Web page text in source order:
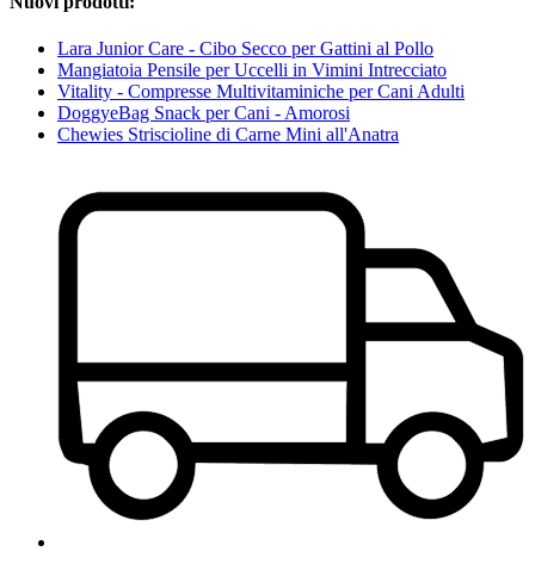
Lara Junior Care - Cibo Secco per Gattini al Pollo
Mangiatoia Pensile per Uccelli in Vimini Intrecciato
Vitality - Compresse Multivitaminiche per Cani Adulti
DoggyeBag Snack per Cani - Amorosi
Chewies Striscioline di Carne Mini all'Anatra